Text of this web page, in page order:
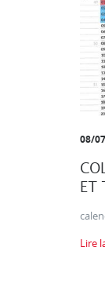
08/
ET
Lire